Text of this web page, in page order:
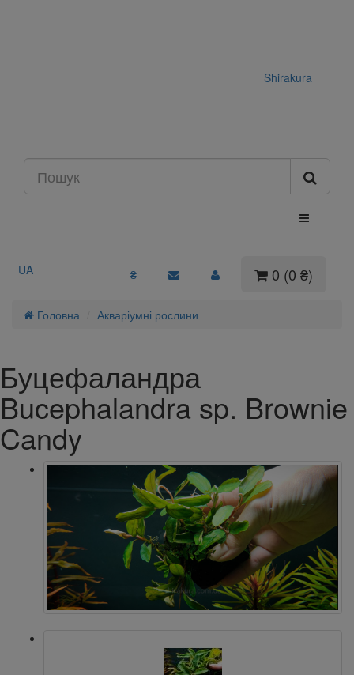
Shirakura
UA ₴ 0 (0 ₴)
Головна Акваріумні рослини
Буцефаландра
Bucephalandra sp. Brownie
Candy